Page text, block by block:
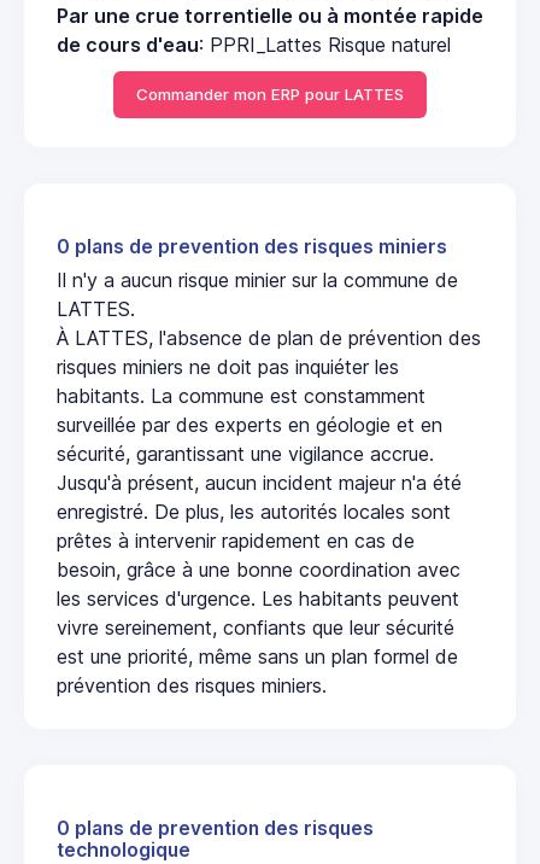
Par une crue torrentielle ou à montée rapide
de cours d'eau: PPRI_Lattes Risque naturel
Commander mon ERP pour LATTES
0 plans de prevention des risques miniers
Il n'y a aucun risque minier sur la commune de
LATTES.
À LATTES, l'absence de plan de prévention des
risques miniers ne doit pas inquiéter les
habitants. La commune est constamment
surveillée par des experts en géologie et en
sécurité, garantissant une vigilance accrue.
Jusqu'à présent, aucun incident majeur n'a été
enregistré. De plus, les autorités locales sont
prêtes à intervenir rapidement en cas de
besoin, grâce à une bonne coordination avec
les services d'urgence. Les habitants peuvent
vivre sereinement, confiants que leur sécurité
est une priorité, même sans un plan formel de
prévention des risques miniers.
0 plans de prevention des risques
technologique